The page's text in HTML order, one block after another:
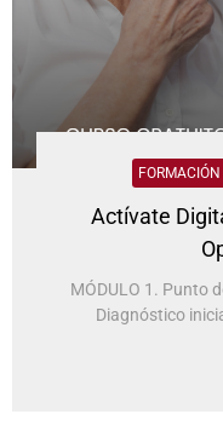
Jornada Xpande Digital
FORMACIÓN
Actívate
MÓDULO 1. Punto
Diagnóstico